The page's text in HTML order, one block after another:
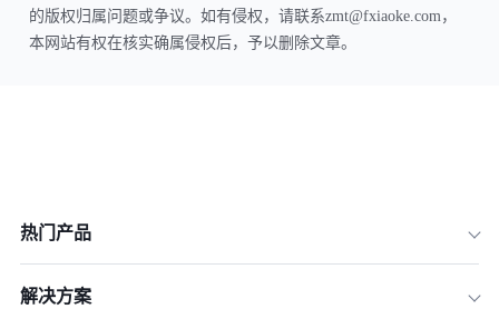
的版权归属问题或争议。如有侵权，请联系zmt@fxiaoke.com，
本网站有权在核实确属侵权后，予以删除文章。
热门产品
解决方案